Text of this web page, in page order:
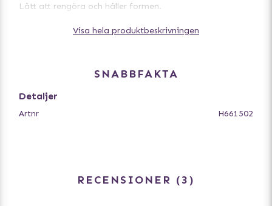
Lätt att rengöra och håller formen.
Visa hela produktbeskrivningen
SNABBFAKTA
Detaljer
Artnr H661502
RECENSIONER 3